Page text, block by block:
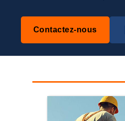
Contactez-nous